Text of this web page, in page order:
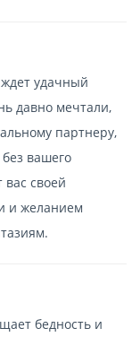
удачный
давно мечтали,
партнеру,
вашего
своей
и желанием
бедность и